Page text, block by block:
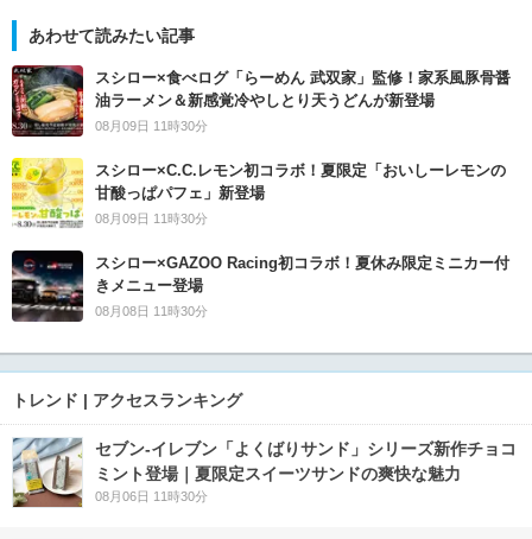
あわせて読みたい記事
スシロー×食べログ「らーめん 武双家」監修！家系風豚骨醤
油ラーメン＆新感覚冷やしとり天うどんが新登場
08月09日 11時30分
スシロー×C.C.レモン初コラボ！夏限定「おいしーレモンの
甘酸っぱパフェ」新登場
08月09日 11時30分
スシロー×GAZOO Racing初コラボ！夏休み限定ミニカー付
きメニュー登場
08月08日 11時30分
トレンド | アクセスランキング
セブン‐イレブン「よくばりサンド」シリーズ新作チョコ
ミント登場｜夏限定スイーツサンドの爽快な魅力
08月06日 11時30分